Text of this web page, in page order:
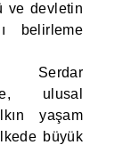
ve devletin
belirleme
Serdar
ulusal
yaşam
büyük